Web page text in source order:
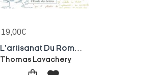
19,00€
Thomas Lavachery